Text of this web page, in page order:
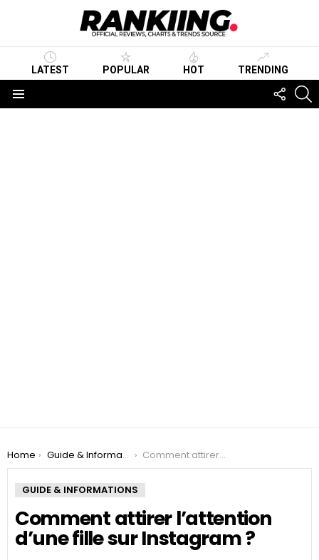
LATEST POPULAR HOT TRENDING
US
You are here:
Home Guide & Informations Comment attirer l’attention d’une fille sur Instagram ?
GUIDE & INFORMATIONS
Comment attirer l’attention
d’une fille sur Instagram ?